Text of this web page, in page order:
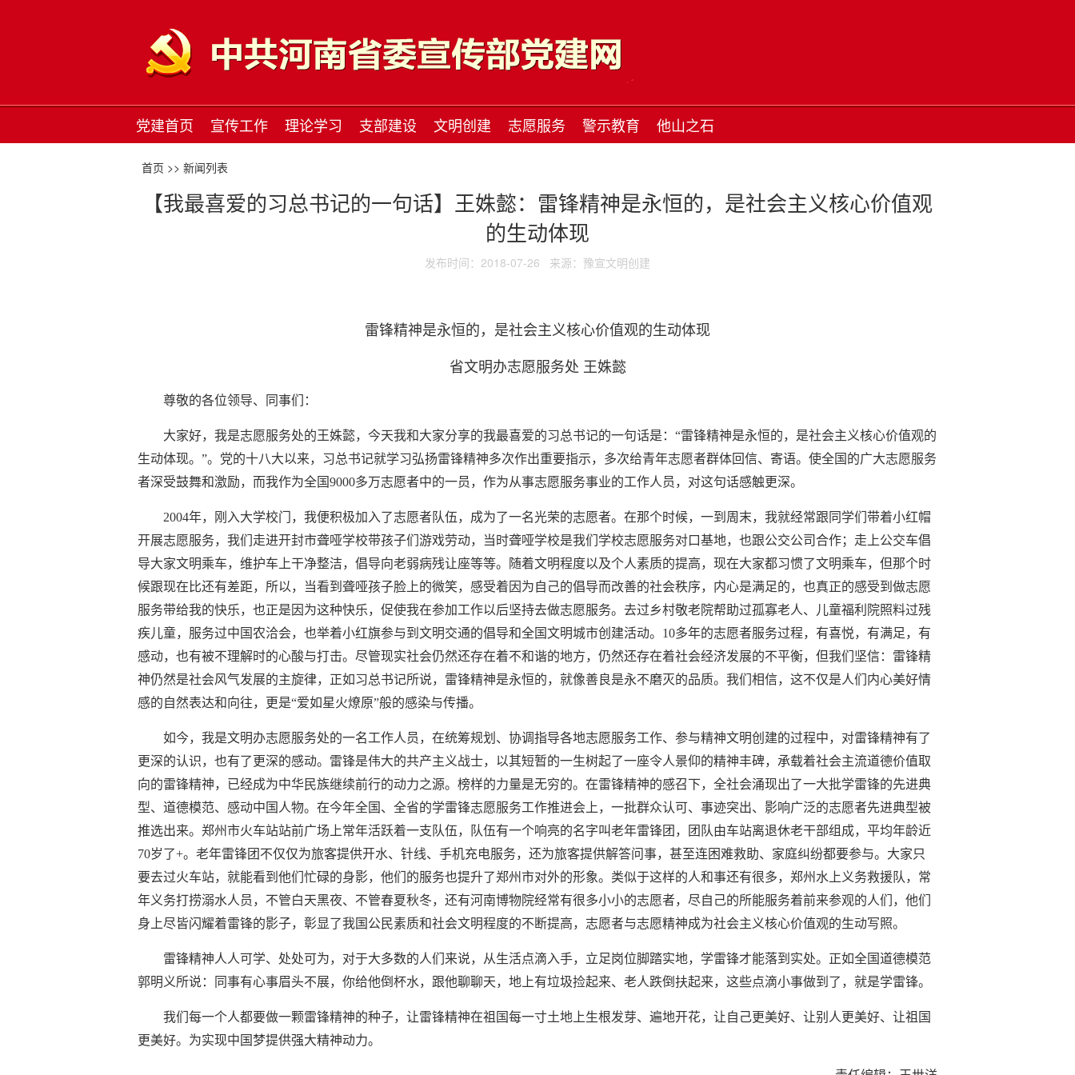
党建首页 宣传工作 理论学习 支部建设 文明创建 志愿服务 警示教育 他山之石
首页 >> 新闻列表
【我最喜爱的习总书记的一句话】王姝懿：雷锋精神是永恒的，是社会主义核心价值观
的生动体现
发布时间：2018-07-26 来源：豫宣文明创建
雷锋精神是永恒的，是社会主义核心价值观的生动体现
省文明办志愿服务处 王姝懿
尊敬的各位领导、同事们：
大家好，我是志愿服务处的王姝懿，今天我和大家分享的我最喜爱的习总书记的一句话是：“雷锋精神是永恒的，是社会主义核心价值观的
生动体现。”。党的十八大以来，习总书记就学习弘扬雷锋精神多次作出重要指示，多次给青年志愿者群体回信、寄语。使全国的广大志愿服务
者深受鼓舞和激励，而我作为全国9000多万志愿者中的一员，作为从事志愿服务事业的工作人员，对这句话感触更深。
2004年，刚入大学校门，我便积极加入了志愿者队伍，成为了一名光荣的志愿者。在那个时候，一到周末，我就经常跟同学们带着小红帽
开展志愿服务，我们走进开封市聋哑学校带孩子们游戏劳动，当时聋哑学校是我们学校志愿服务对口基地，也跟公交公司合作；走上公交车倡
导大家文明乘车，维护车上干净整洁，倡导向老弱病残让座等等。随着文明程度以及个人素质的提高，现在大家都习惯了文明乘车，但那个时
候跟现在比还有差距，所以，当看到聋哑孩子脸上的微笑，感受着因为自己的倡导而改善的社会秩序，内心是满足的，也真正的感受到做志愿
服务带给我的快乐，也正是因为这种快乐，促使我在参加工作以后坚持去做志愿服务。去过乡村敬老院帮助过孤寡老人、儿童福利院照料过残
疾儿童，服务过中国农洽会，也举着小红旗参与到文明交通的倡导和全国文明城市创建活动。10多年的志愿者服务过程，有喜悦，有满足，有
感动，也有被不理解时的心酸与打击。尽管现实社会仍然还存在着不和谐的地方，仍然还存在着社会经济发展的不平衡，但我们坚信：雷锋精
神仍然是社会风气发展的主旋律，正如习总书记所说，雷锋精神是永恒的，就像善良是永不磨灭的品质。我们相信，这不仅是人们内心美好情
感的自然表达和向往，更是“爱如星火燎原”般的感染与传播。
如今，我是文明办志愿服务处的一名工作人员，在统筹规划、协调指导各地志愿服务工作、参与精神文明创建的过程中，对雷锋精神有了
更深的认识，也有了更深的感动。雷锋是伟大的共产主义战士，以其短暂的一生树起了一座令人景仰的精神丰碑，承载着社会主流道德价值取
向的雷锋精神，已经成为中华民族继续前行的动力之源。榜样的力量是无穷的。在雷锋精神的感召下，全社会涌现出了一大批学雷锋的先进典
型、道德模范、感动中国人物。在今年全国、全省的学雷锋志愿服务工作推进会上，一批群众认可、事迹突出、影响广泛的志愿者先进典型被
推选出来。郑州市火车站站前广场上常年活跃着一支队伍，队伍有一个响亮的名字叫老年雷锋团，团队由车站离退休老干部组成，平均年龄近
70岁了+。老年雷锋团不仅仅为旅客提供开水、针线、手机充电服务，还为旅客提供解答问事，甚至连困难救助、家庭纠纷都要参与。大家只
要去过火车站，就能看到他们忙碌的身影，他们的服务也提升了郑州市对外的形象。类似于这样的人和事还有很多，郑州水上义务救援队，常
年义务打捞溺水人员，不管白天黑夜、不管春夏秋冬，还有河南博物院经常有很多小小的志愿者，尽自己的所能服务着前来参观的人们，他们
身上尽皆闪耀着雷锋的影子，彰显了我国公民素质和社会文明程度的不断提高，志愿者与志愿精神成为社会主义核心价值观的生动写照。
雷锋精神人人可学、处处可为，对于大多数的人们来说，从生活点滴入手，立足岗位脚踏实地，学雷锋才能落到实处。正如全国道德模范
郭明义所说：同事有心事眉头不展，你给他倒杯水，跟他聊聊天，地上有垃圾捡起来、老人跌倒扶起来，这些点滴小事做到了，就是学雷锋。
我们每一个人都要做一颗雷锋精神的种子，让雷锋精神在祖国每一寸土地上生根发芽、遍地开花，让自己更美好、让别人更美好、让祖国
更美好。为实现中国梦提供强大精神动力。